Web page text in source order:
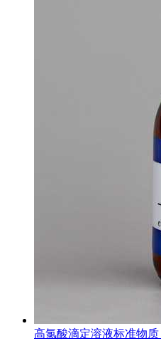
高氯酸滴定溶液标准物质